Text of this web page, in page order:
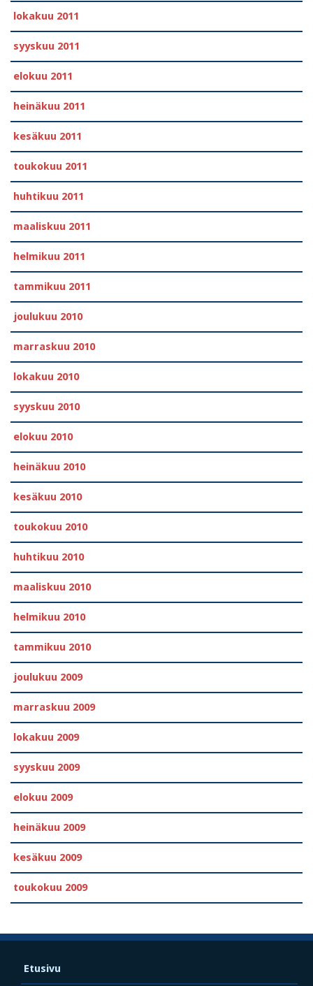
lokakuu 2011
syyskuu 2011
elokuu 2011
heinäkuu 2011
kesäkuu 2011
toukokuu 2011
huhtikuu 2011
maaliskuu 2011
helmikuu 2011
tammikuu 2011
joulukuu 2010
marraskuu 2010
lokakuu 2010
syyskuu 2010
elokuu 2010
heinäkuu 2010
kesäkuu 2010
toukokuu 2010
huhtikuu 2010
maaliskuu 2010
helmikuu 2010
tammikuu 2010
joulukuu 2009
marraskuu 2009
lokakuu 2009
syyskuu 2009
elokuu 2009
heinäkuu 2009
kesäkuu 2009
toukokuu 2009
Etusivu